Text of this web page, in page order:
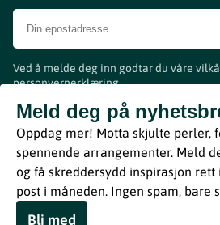
Ved å melde deg inn godtar du våre
personvernerklæring.
Meld deg på
Oppdag mer! Motta skjulte perler,
spennende arrangementer. Meld
og få skreddersydd inspirasjon rett
post i måneden. Ingen spam, bare
Bli med
www.visitvestfold.com
Turistinformasjon
Vestfold Fylkeskommune
ByBreakfast